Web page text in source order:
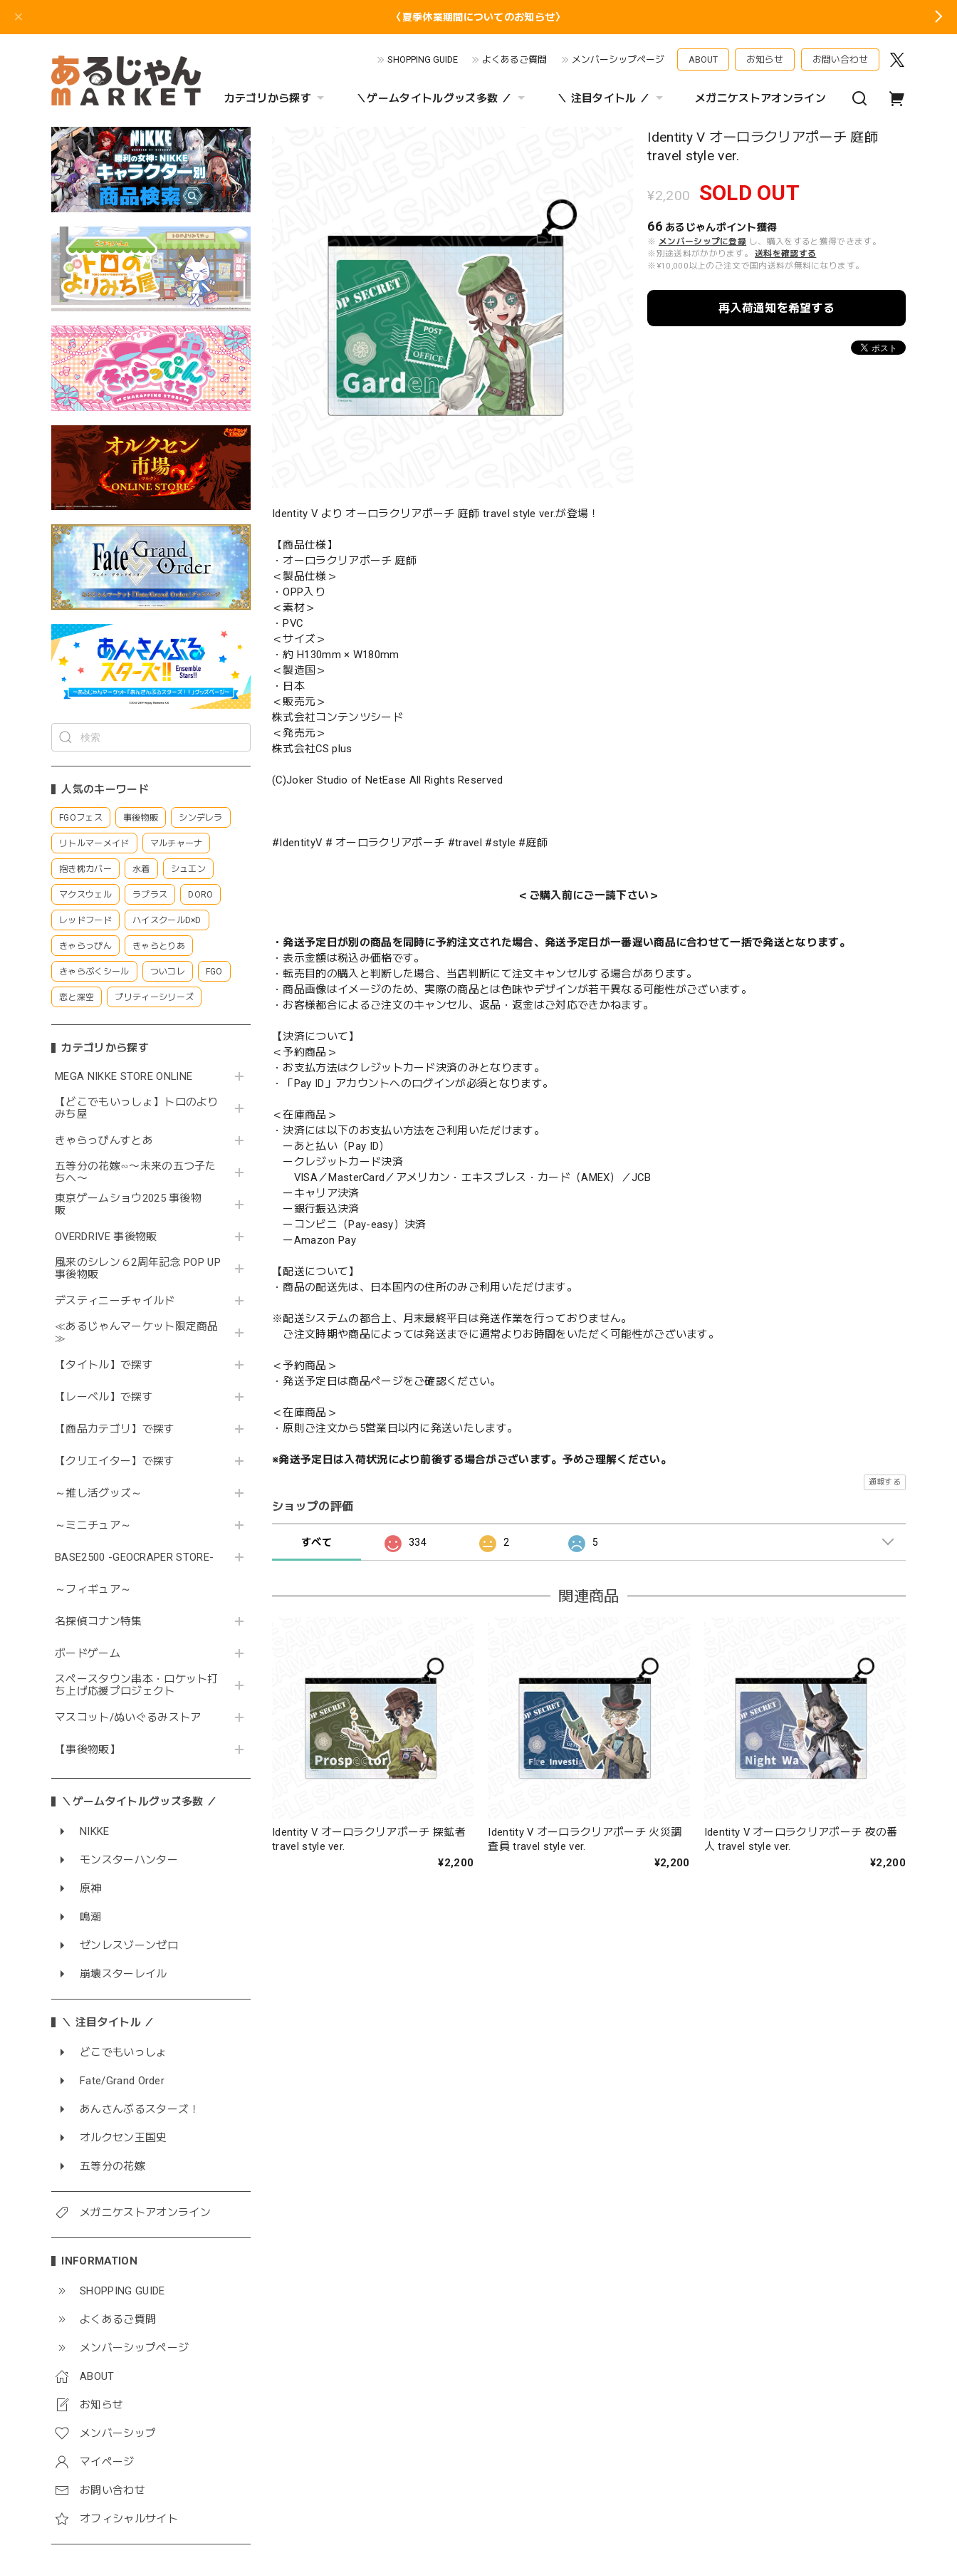
〈夏季休業期間についてのお知らせ〉
SHOPPING GUIDE よくあるご質問 メンバーシップページ ABOUT お知らせ お問い合わせ
カテゴリから探す ＼ゲームタイトルグッズ多数 ／ ＼ 注目タイトル ／ メガニケストアオンライン
人気のキーワード
FGOフェス 事後物販 シンデレラ
リトルマーメイド マルチャーナ
抱き枕カバー 水着 シュエン
マクスウェル ラプラス DORO
レッドフード ハイスクールD×D
きゃらっぴん きゃらとりあ
きゃらぷくシール ついコレ FGO
恋と深空 プリティーシリーズ
カテゴリから探す
MEGA NIKKE STORE ONLINE
【どこでもいっしょ】トロのより
みち屋
きゃらっぴんすとあ
五等分の花嫁∽〜未来の五つ子た
ちへ〜
東京ゲームショウ2025 事後物
販
OVERDRIVE 事後物販
風来のシレン６2周年記念 POP UP
事後物販
デスティニーチャイルド
≪あるじゃんマーケット限定商品
≫
【タイトル】で探す
【レーベル】で探す
【商品カテゴリ】で探す
【クリエイター】で探す
～推し活グッズ～
～ミニチュア～
BASE2500 -GEOCRAPER STORE-
～フィギュア～
名探偵コナン特集
ボードゲーム
スペースタウン串本・ロケット打
ち上げ応援プロジェクト
マスコット/ぬいぐるみストア
【事後物販】
＼ゲームタイトルグッズ多数 ／
NIKKE
モンスターハンター
原神
鳴潮
ゼンレスゾーンゼロ
崩壊スターレイル
＼ 注目タイトル ／
どこでもいっしょ
Fate/Grand Order
あんさんぶるスターズ！
オルクセン王国史
五等分の花嫁
メガニケストアオンライン
INFORMATION
SHOPPING GUIDE
よくあるご質問
メンバーシップページ
ABOUT
お知らせ
メンバーシップ
マイページ
お問い合わせ
オフィシャルサイト
Identity V オーロラクリアポーチ 庭師
travel style ver.
¥2,200 SOLD OUT
66 あるじゃんポイント獲得
※ メンバーシップに登録 し、購入をすると獲得できます。
※別途送料がかかります。
送料を確認する
※¥10,000以上のご注文で国内送料が無料になります。
再入荷通知を希望する
Identity V より オーロラクリアポーチ 庭師 travel style ver.が登場！
【商品仕様】
・オーロラクリアポーチ 庭師
＜製品仕様＞
・OPP入り
＜素材＞
・PVC
＜サイズ＞
・約 H130mm × W180mm
＜製造国＞
・日本
＜販売元＞
株式会社コンテンツシード
＜発売元＞
株式会社CS plus
(C)Joker Studio of NetEase All Rights Reserved
#IdentityV # オーロラクリアポーチ #travel #style #庭師
＜ご購入前にご一読下さい＞
・発送予定日が別の商品を同時に予約注文された場合、発送予定日が一番遅い商品に合わせて一括で発送となります。
・表示金額は税込み価格です。
・転売目的の購入と判断した場合、当店判断にて注文キャンセルする場合があります。
・商品画像はイメージのため、実際の商品とは色味やデザインが若干異なる可能性がございます。
・お客様都合によるご注文のキャンセル、返品・返金はご対応できかねます。
【決済について】
＜予約商品＞
・お支払方法はクレジットカード決済のみとなります。
・「Pay ID」アカウントへのログインが必須となります。
＜在庫商品＞
・決済には以下のお支払い方法をご利用いただけます。
ーあと払い（Pay ID）
ークレジットカード決済
VISA／MasterCard／アメリカン・エキスプレス・カード（AMEX）／JCB
ーキャリア決済
ー銀行振込決済
ーコンビニ（Pay-easy）決済
ーAmazon Pay
【配送について】
・商品の配送先は、日本国内の住所のみご利用いただけます。
※配送システムの都合上、月末最終平日は発送作業を行っておりません。
ご注文時期や商品によっては発送までに通常よりお時間をいただく可能性がございます。
＜予約商品＞
・発送予定日は商品ページをご確認ください。
＜在庫商品＞
・原則ご注文から5営業日以内に発送いたします。
※発送予定日は入荷状況により前後する場合がございます。予めご理解ください。
通報する
ショップの評価
すべて 334 2 5
関連商品
Identity V オーロラクリアポーチ 探鉱者
travel style ver.
¥2,200
Identity V オーロラクリアポーチ 火災調
査員 travel style ver.
¥2,200
Identity V オーロラクリアポーチ 夜の番
人 travel style ver.
¥2,200